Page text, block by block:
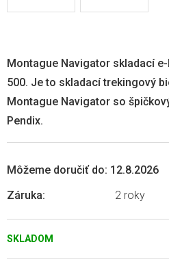
SKLADOM
Môžeme doručiť do: 12.8.2026
Záruka: 2 roky
Montague Navigator skladací
500. Je to skladací trekingový
Montague Navigator so
Pendix.